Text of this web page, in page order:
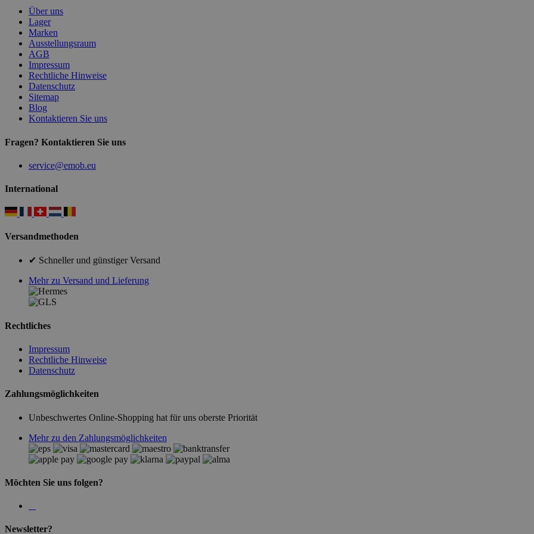
Über uns
Lager
Marken
Ausstellungsraum
AGB
Impressum
Rechtliche Hinweise
Datenschutz
Sitemap
Blog
Kontaktieren Sie uns
Fragen? Kontaktieren Sie uns
service@emob.eu
International
Versandmethoden
✔ Schneller und günstiger Versand
Mehr zu Versand und Lieferung
Rechtliches
Impressum
Rechtliche Hinweise
Datenschutz
Zahlungsmöglichkeiten
Unbeschwertes Online-Shopping hat für uns oberste Priorität
Mehr zu den Zahlungsmöglichkeiten
Möchten Sie uns folgen?
Newsletter?